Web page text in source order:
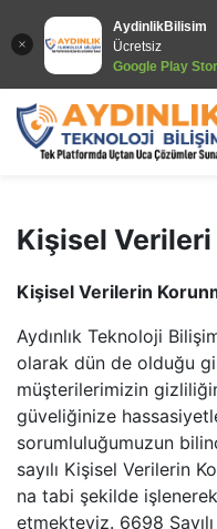
AydinlikBilisim
Ücretsiz
Google Play
Kişisel
Kişisel Verilerin
Aydınlık Teknoloji
olarak dün de olduğu
müşterilerimizin
güveliğinize
sorumluluğumuzun
sayılı Kişisel Verilerin
na tabi şekilde
etmekteyiz. 6698